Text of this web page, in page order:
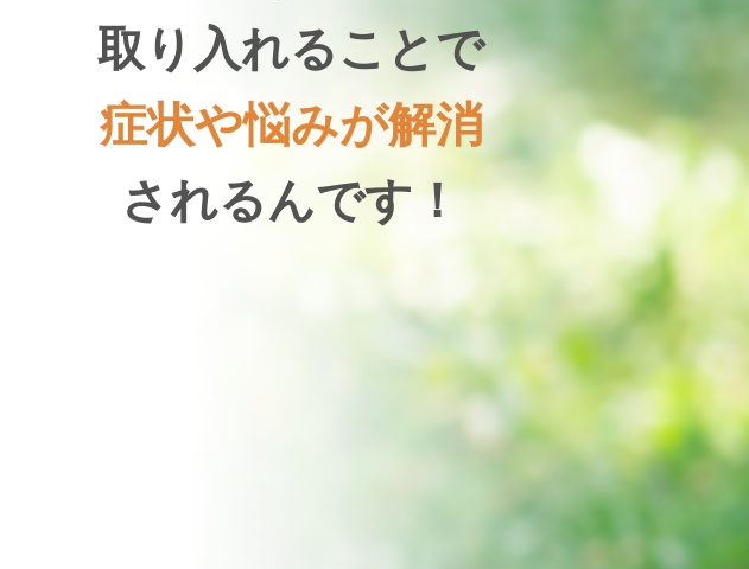
取り入れることで
症状や悩みが解消
されるんです！